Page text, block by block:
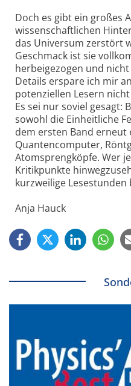
Doch es gibt ein großes
wissenschaftlichen
das Universum zerstört
Geschmack ist sie
herbeigezogen und
Details erspare ich mir
potenziellen Lesern
Es sei nur soviel gesagt:
sowohl die Einheitliche
dem ersten Band erneut
Quantencomputer,
Atomsprengköpfe. Wer
Kritikpunkte
kurzweilige Lesestunden
Anja Hauck